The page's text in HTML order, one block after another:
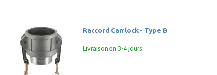
Raccord Camlock - Type B
Livraison en 3-4 jours